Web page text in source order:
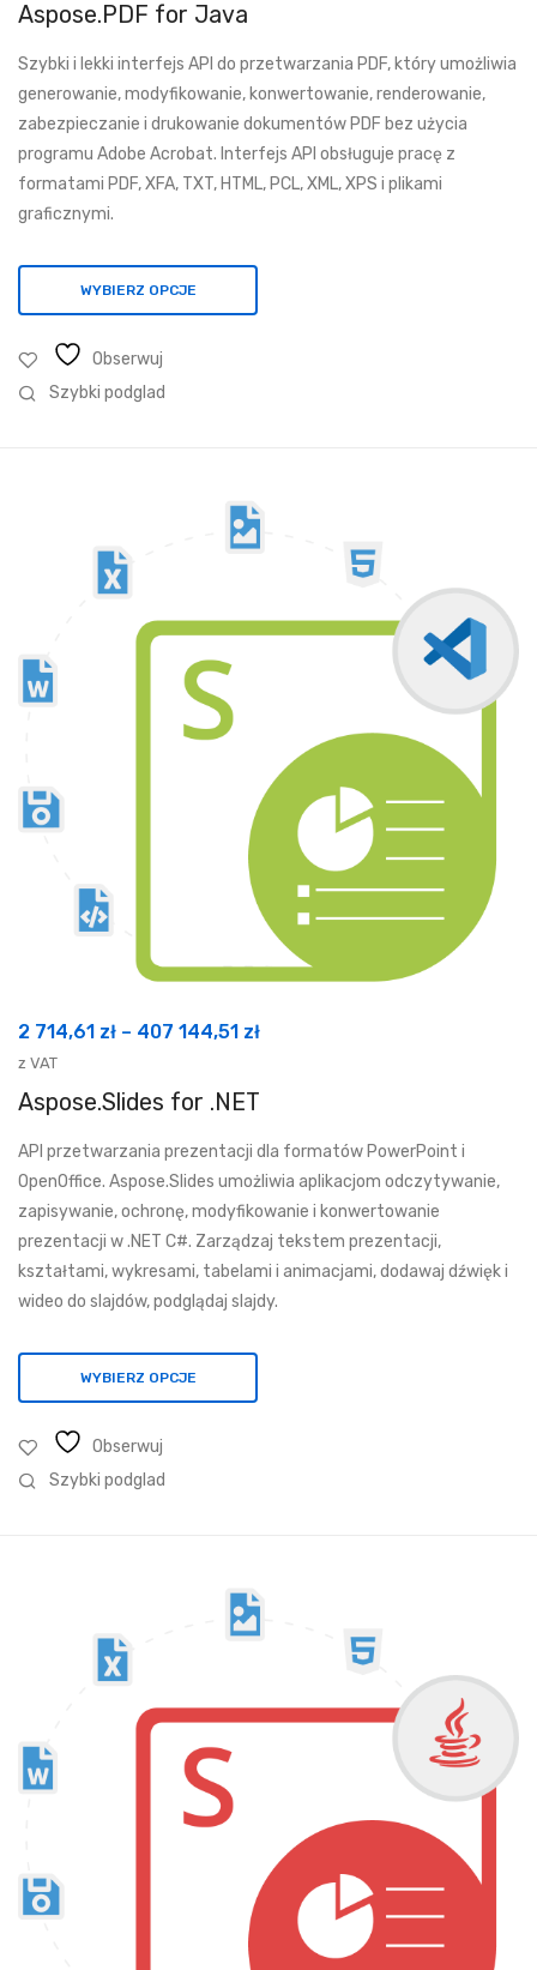
258,02 zł
do
452
433,11 zł
Aspose.PDF for Java
Szybki i lekki interfejs API do przetwarzania PDF, który umożliwia
generowanie, modyfikowanie, konwertowanie, renderowanie,
zabezpieczanie i drukowanie dokumentów PDF bez użycia
programu Adobe Acrobat. Interfejs API obsługuje pracę z
formatami PDF, XFA, TXT, HTML, PCL, XML, XPS i plikami
graficznymi.
WYBIERZ OPCJE
Obserwuj
Szybki podglad
2 714,61 zł – 407 144,51 złZakres
714,61 zł
407
144,51 zł
z VAT
Aspose.Slides for .NET
API przetwarzania prezentacji dla formatów PowerPoint i
OpenOffice. Aspose.Slides umożliwia aplikacjom odczytywanie,
zapisywanie, ochronę, modyfikowanie i konwertowanie
prezentacji w .NET C#. Zarządzaj tekstem prezentacji,
kształtami, wykresami, tabelami i animacjami, dodawaj dźwięk i
wideo do slajdów, podglądaj slajdy.
WYBIERZ OPCJE
Obserwuj
Szybki podglad